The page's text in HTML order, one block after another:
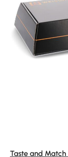
Taste and